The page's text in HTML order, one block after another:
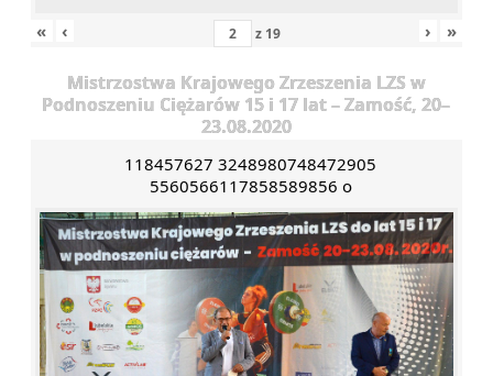
« ‹ z 19 › »
Mistrzostwa Krajowego Zrzeszenia LZS w
Podnoszeniu Ciężarów 15 i 17 lat – Zamość, 20–
23.08.2020
118457627 3248980748472905
5560566117858589856 o